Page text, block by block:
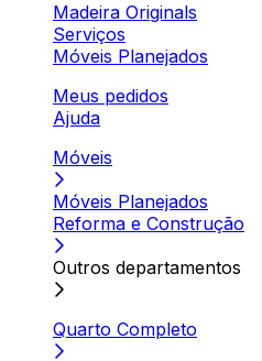
Madeira Originals
Serviços
Móveis Planejados
Meus pedidos
Ajuda
Móveis
Móveis Planejados
Reforma e Construção
Outros departamentos
Quarto Completo